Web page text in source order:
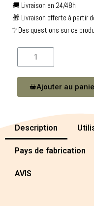
🚚 Livraison en 24/48h
🎁 Livraison offerte à partir
❔ Des questions sur ce
Ajouter au
Description
Pays de fabrication
AVIS